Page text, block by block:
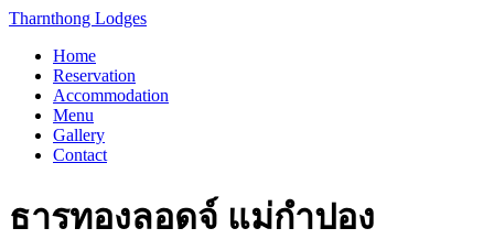
Skip
content
Tharnthong Lodges
Home
Reservation
Accommodation
Menu
Gallery
Contact
ธารทองลอดจ์ แม่กำปอง